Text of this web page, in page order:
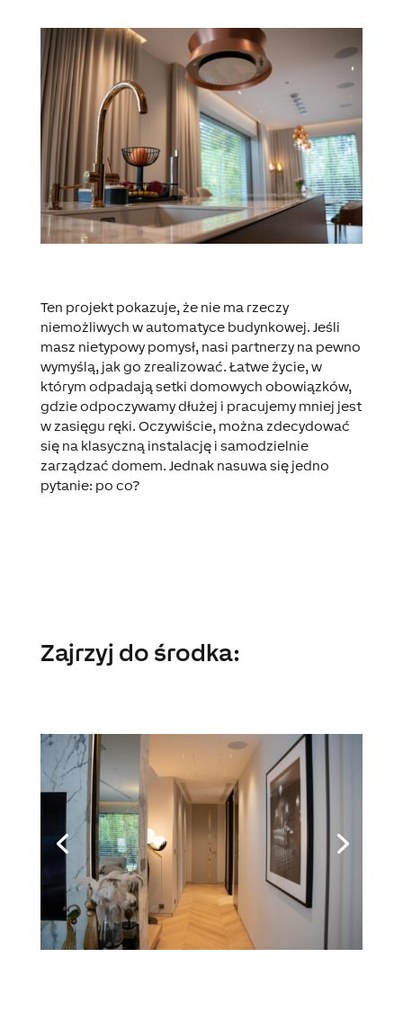
Ten projekt pokazuje, że nie ma rzeczy
niemożliwych w automatyce budynkowej. Jeśli
masz nietypowy pomysł, nasi partnerzy na pewno
wymyślą, jak go zrealizować. Łatwe życie, w
którym odpadają setki domowych obowiązków,
gdzie odpoczywamy dłużej i pracujemy mniej jest
w zasięgu ręki. Oczywiście, można zdecydować
się na klasyczną instalację i samodzielnie
zarządzać domem. Jednak nasuwa się jedno
pytanie: po co?
Zajrzyj do środka: